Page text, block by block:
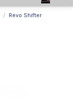
Revo Shifter